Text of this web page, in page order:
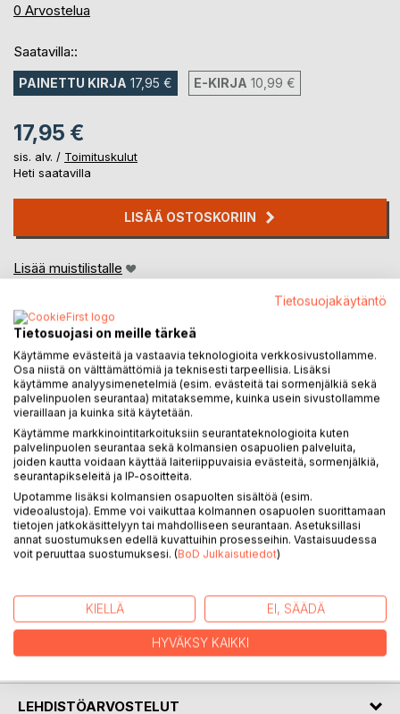
0%
0 Arvostelua
Saatavilla::
PAINETTU KIRJA 17,95 € E-KIRJA 10,99 €
17,95 €
sis. alv. / Toimituskulut
Heti saatavilla
LISÄÄ OSTOSKORIIN
Lisää muistilistalle
KUVAUS
Kaukainen maailma, kaksi kansaa, jakautunut historia ja yksi
nainen kaiken keskellä. Pelon valtakunnassa alkanut matka
jatkuu muurin taakse, sodan ja vihan tuolle puolelle. Yksi
totuus ei avannut maailman salaisuuksia ja nyt nainen jälleen
tarttuu miekkaan, ei taistellakseen, vaan vapauttaakseen
Yksi nainen voi muuttaa tulevaisuuden.
KIRJAILIJA
LEHDISTÖARVOSTELUT
Tietosuojakäytäntö
Tietosuojasi on meille tärkeä
Käytämme evästeitä ja vastaavia teknologioita verkkosivustollamme.
Osa niistä on välttämättömiä ja teknisesti tarpeellisia. Lisäksi
käytämme analyysimenetelmiä (esim. evästeitä tai sormenjälkiä sekä
palvelinpuolen seurantaa) mitataksemme, kuinka usein sivustollamme
vieraillaan ja kuinka sitä käytetään.
Käytämme markkinointitarkoituksiin seurantateknologioita kuten
palvelinpuolen seurantaa sekä kolmansien osapuolien palveluita,
joiden kautta voidaan käyttää laiteriippuvaisia evästeitä, sormenjälkiä,
seurantapikseleitä ja IP-osoitteita.
Upotamme lisäksi kolmansien osapuolten sisältöä (esim.
videoalustoja). Emme voi vaikuttaa kolmannen osapuolen suorittamaan
tietojen jatkokäsittelyyn tai mahdolliseen seurantaan. Asetuksillasi
annat suostumuksen edellä kuvattuihin prosesseihin. Vastaisuudessa
voit peruuttaa suostumuksesi. (BoD Julkaisutiedot)
KIELLÄ EI, SÄÄDÄ
HYVÄKSY KAIKKI